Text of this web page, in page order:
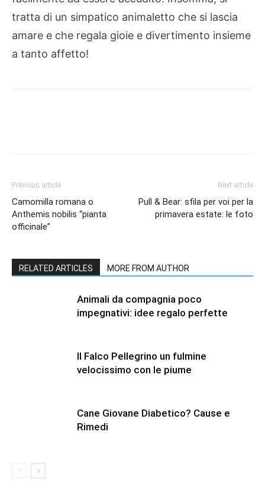
tratta di un simpatico animaletto che si lascia
amare e che regala gioie e divertimento insieme
a tanto affetto!
Previous article
Camomilla romana o
Anthemis nobilis “pianta
officinale”
Next article
Pull & Bear: sfila per voi per la
primavera estate: le foto
RELATED ARTICLES MORE FROM AUTHOR
Animali da compagnia poco
impegnativi: idee regalo perfette
Il Falco Pellegrino un fulmine
velocissimo con le piume
Cane Giovane Diabetico? Cause e
Rimedi